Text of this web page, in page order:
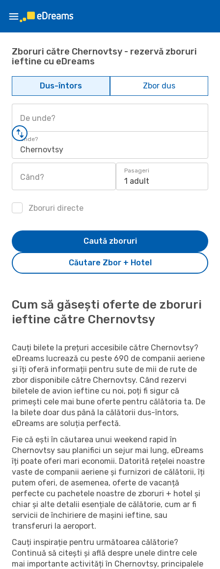
Zboruri către Chernovtsy - rezervă zboruri
ieftine cu eDreams
Dus-întors Zbor dus
De unde?
Unde?
Chernovtsy
Când?
Pasageri
1 adult
Zboruri directe
Căutare Zbor + Hotel
Caută zboruri
Cum să găsești oferte de zboruri
ieftine către Chernovtsy
Cauți bilete la prețuri accesibile către Chernovtsy?
eDreams lucrează cu peste 690 de companii aeriene
și îți oferă informații pentru sute de mii de rute de
zbor disponibile către Chernovtsy. Când rezervi
biletele de avion ieftine cu noi, poți fi sigur că
primești cele mai bune oferte pentru călătoria ta. De
la bilete doar dus până la călătorii dus-întors,
eDreams are soluția perfectă.
Fie că ești în căutarea unui weekend rapid în
Chernovtsy sau planifici un sejur mai lung, eDreams
îți poate oferi mari economii. Datorită rețelei noastre
vaste de companii aeriene și furnizori de călătorii, îți
putem oferi, de asemenea, oferte de vacanță
perfecte cu pachetele noastre de zboruri + hotel și
chiar și alte detalii esențiale de călătorie, cum ar fi
servicii de închiriere de mașini ieftine, sau
transferuri la aeroport.
Cauți inspirație pentru următoarea călătorie?
Continuă să citești și află despre unele dintre cele
mai importante activități în Chernovtsy, principalele